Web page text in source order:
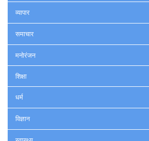
व्यापार
समाचार
मनोरंजन
शिक्षा
धर्म
विज्ञान